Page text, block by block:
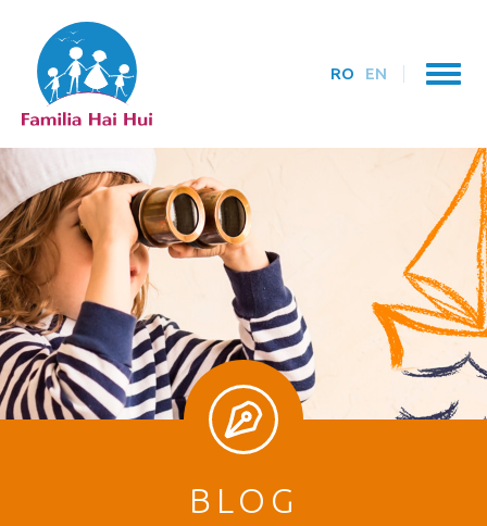
RO EN
BLOG